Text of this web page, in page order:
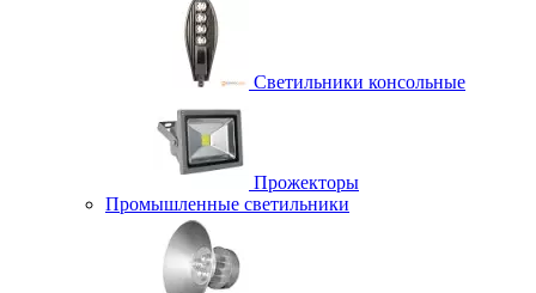
Светильники консольные
Прожекторы
Промышленные светильники